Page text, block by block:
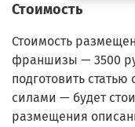
Стоимость
Стоимость
франшизы — 3500
подготовить
силами — будет
размещения